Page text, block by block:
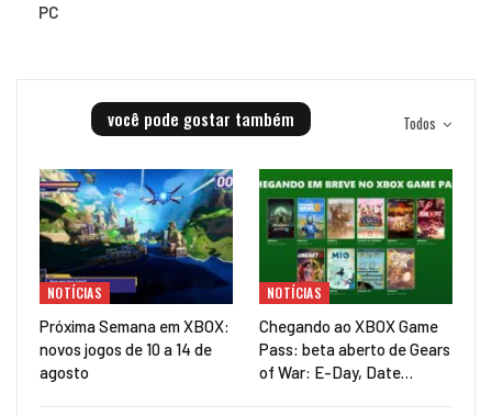
PC
Todos
você pode gostar também
NOTÍCIAS
Próxima Semana em XBOX:
novos jogos de 10 a 14 de
agosto
NOTÍCIAS
Chegando ao XBOX Game
Pass: beta aberto de Gears
of War: E-Day, Date…